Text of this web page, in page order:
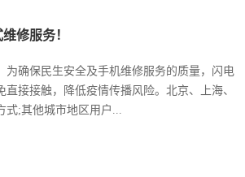
修服务！
确保民生安全及手机维修服务的质量，闪电
接接触，降低疫情传播风险。北京、上海、
;其他城市地区用户...